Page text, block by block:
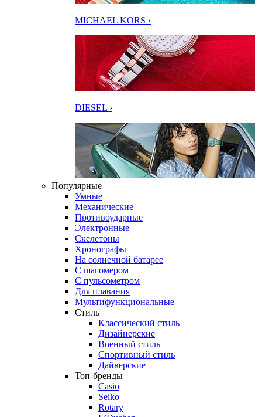
MICHAEL KORS ›
DIESEL ›
Популярные
Умные
Механические
Противоударные
Электронные
Скелетоны
Хронографы
На солнечной батарее
С шагомером
С пульсометром
Для плавания
Мультифункциональные
Стиль
Классический стиль
Дизайнерские
Военный стиль
Спортивный стиль
Дайверские
Топ-бренды
Casio
Seiko
Rotary